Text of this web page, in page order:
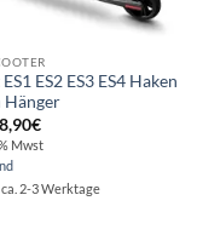
ES2 ES3 ES4 Haken
Hänger
Ursprünglicher
war:
8,90€Aktueller
Preis
ist:
Mwst
2-3 Werktage